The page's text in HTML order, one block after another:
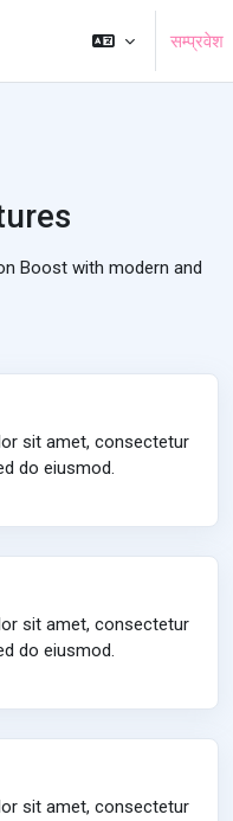
सम्प्रवेश
Boost with modern and
sit amet, consectetur
do eiusmod.
sit amet, consectetur
do eiusmod.
sit amet, consectetur